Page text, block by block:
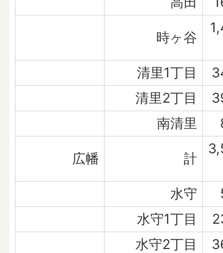
時ヶ谷
清里1丁目
清里2丁目
南清里
広幡 計
水守
水守1丁目
水守2丁目